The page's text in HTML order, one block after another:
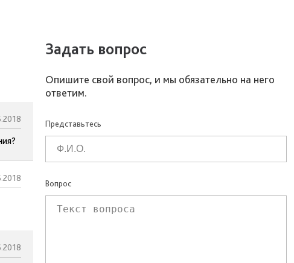
Задать вопрос
Опишите свой вопрос, и мы обязательно на него
ответим.
Представьтесь
Вопрос